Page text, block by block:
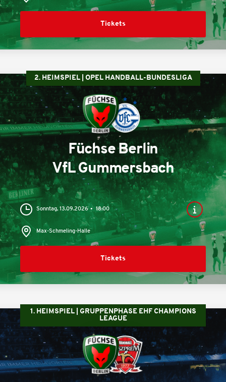
Tickets
2. HEIMSPIEL | OPEL HANDBALL-BUNDESLIGA
Füchse Berlin
VfL Gummersbach
Sonntag, 13.09.2026 18:00
Max-Schmeling-Halle
Tickets
1. HEIMSPIEL | GRUPPENPHASE EHF CHAMPIONS
LEAGUE